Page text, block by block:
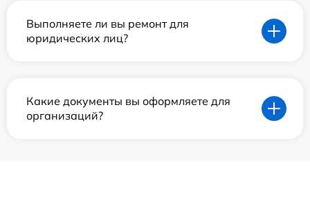
Выполняете ли вы ремонт для
юридических лиц?
Какие документы вы оформляете для
организаций?